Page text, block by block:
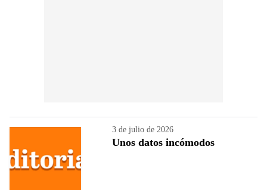
3 de julio de 2026
Unos datos incómodos